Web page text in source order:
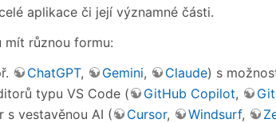
aplikace či její významné části.
různou formu:
ChatGPT, Gemini, Claude) s
typu VS Code (
GitHub Copilot,
s vestavěnou AI (
Cursor, Windsurf,